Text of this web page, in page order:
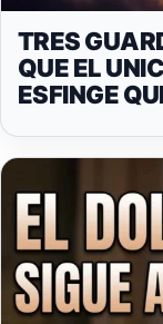
TRES
QUE EL
ESFINGE